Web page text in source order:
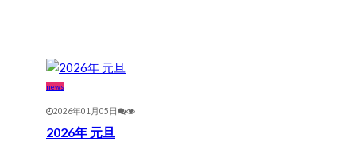
news
2026年01月05日
2026年 元旦